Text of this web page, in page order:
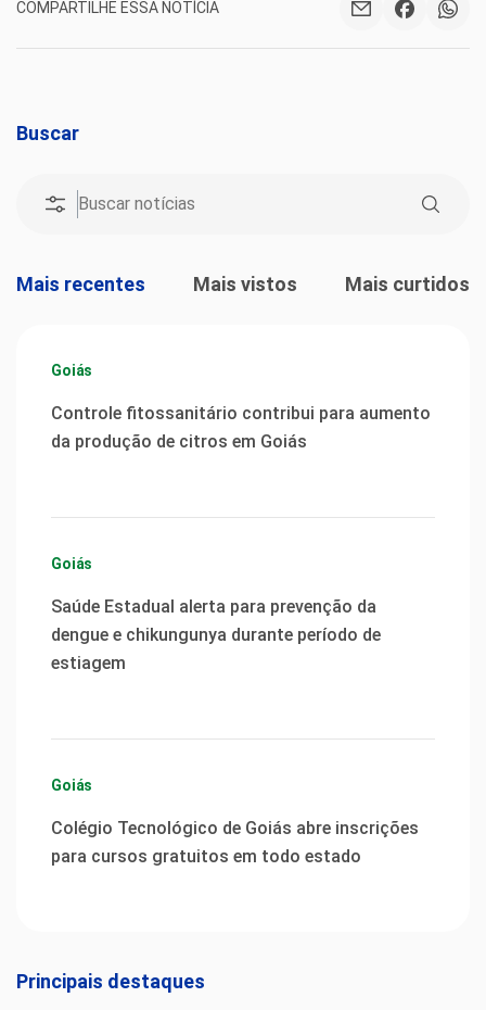
COMPARTILHE ESSA NOTÍCIA
Buscar
Mais recentes Mais vistos Mais curtidos
Goiás
Controle fitossanitário contribui para aumento
da produção de citros em Goiás
Goiás
Saúde Estadual alerta para prevenção da
dengue e chikungunya durante período de
estiagem
Goiás
Colégio Tecnológico de Goiás abre inscrições
para cursos gratuitos em todo estado
Principais destaques